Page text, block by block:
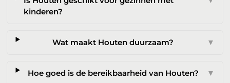
kinderen?
Wat maakt Houten duurzaam? ▼
Hoe goed is de bereikbaarheid van Houten? ▼